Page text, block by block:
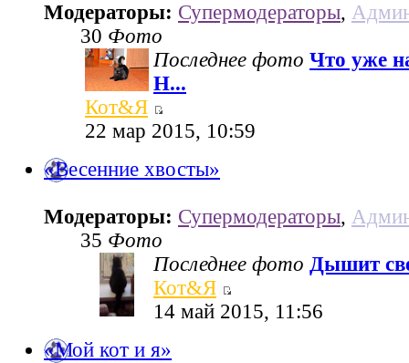
Модераторы: Супермодераторы,
30 Фото
Последнее фото Что уже
Н...
Кот&Я
22 мар 2015, 10:59
«Весенние хвосты»
Модераторы: Супермодераторы,
35 Фото
Последнее фото Дышит
Кот&Я
14 май 2015, 11:56
«Мой кот и я»